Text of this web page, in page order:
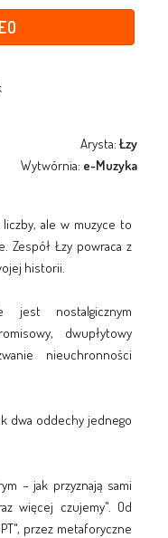
Arysta:Łzy
Wytwórnia: e-Muzyka
ale w muzyce to
Zespół Łzy powraca z
historii.
nostalgicznym
dwupłytowy
nieuchronności
dwa oddechy jednego
– jak przyznają sami
więcej czujemy". Od
przez metaforyczne